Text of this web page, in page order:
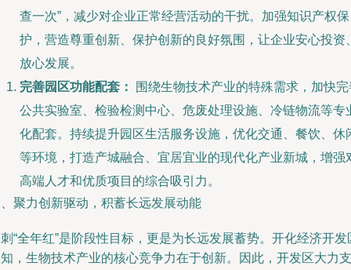
查一次”，减少对企业正常经营活动的干扰。加强知识产权保
护，营造尊重创新、保护创新的良好氛围，让企业安心投资
放心发展。
完善园区功能配套：
围绕生物技术产业的特殊需求，加快完
公共实验室、检验检测中心、危废处理设施、冷链物流等专
化配套。持续提升园区生活服务设施，优化交通、餐饮、休
等环境，打造产城融合、宜居宜业的现代化产业新城，增强
高端人才和优质项目的综合吸引力。
聚力创新驱动，积蓄长远发展动能
“全年红”是阶段性目标，更是为长远发展蓄势。开化经济开发
，生物技术产业的核心竞争力在于创新。因此，开发区大力支